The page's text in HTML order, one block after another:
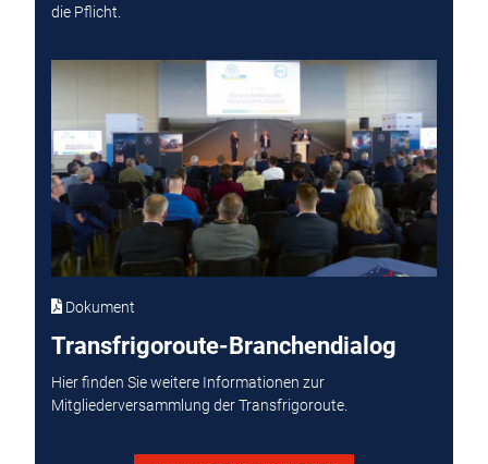
die Pflicht.
Dokument
Transfrigoroute-Branchendialog
Hier finden Sie weitere Informationen zur
Mitgliederversammlung der Transfrigoroute.